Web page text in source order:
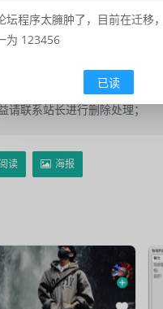
信息
，注意鉴别；
载后24小时内删除；
请联系站长进行删除处理；
阅读 海报
坛程序太臃肿了，目前在迁移
为 123456
已读